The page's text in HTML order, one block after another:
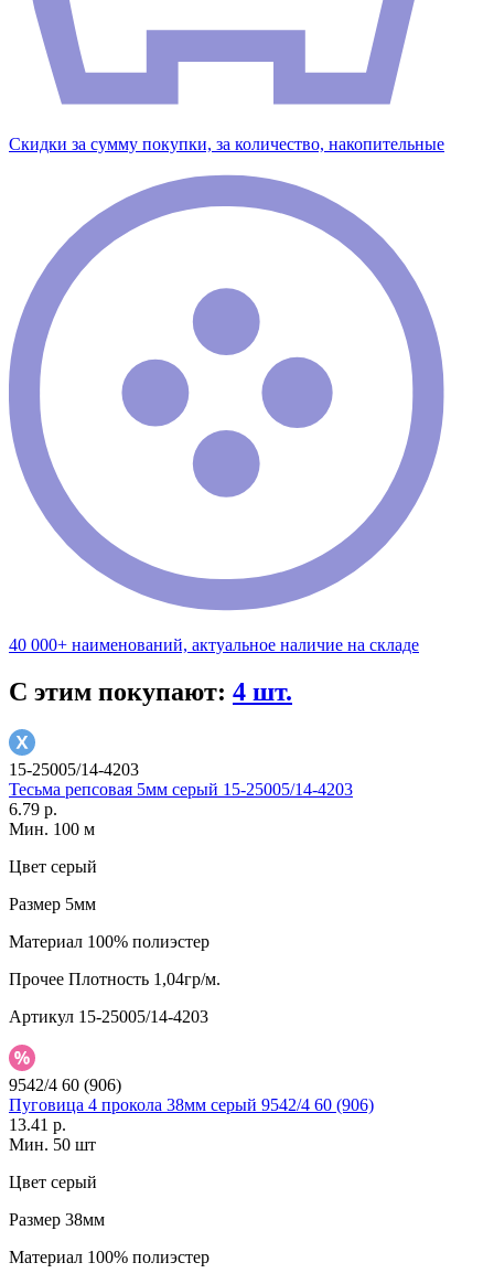
Скидки за сумму покупки, за количество, накопительные
40 000+ наименований, актуальное наличие на складе
С этим покупают: 4 шт.
15-25005/14-4203
Тесьма репсовая 5мм серый 15-25005/14-4203
6.79 р.
Мин. 100 м
Цвет серый
Размер 5мм
Материал 100% полиэстер
Прочее Плотность 1,04гр/м.
Артикул 15-25005/14-4203
9542/4 60 (906)
Пуговица 4 прокола 38мм серый 9542/4 60 (906)
13.41 р.
Мин. 50 шт
Цвет серый
Размер 38мм
Материал 100% полиэстер